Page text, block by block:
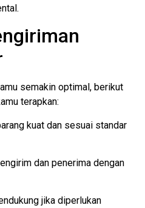
semakin optimal, berikut
terapkan:
kuat dan sesuai standar
dan penerima dengan
jika diperlukan